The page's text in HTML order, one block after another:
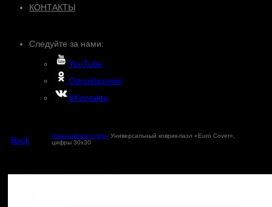
КОНТАКТЫ
Следуйте за нами:
YouTube
Odnoklassniki
VKontakte
Back ГлавнаяАксессуарыУниверсальный коврик-пазл «Euro Cover»,
цифры 30х30